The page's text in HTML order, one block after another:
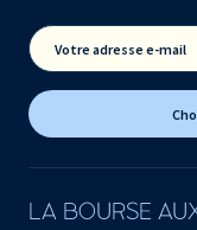
Votre adresse e-mail
LA BOURSE